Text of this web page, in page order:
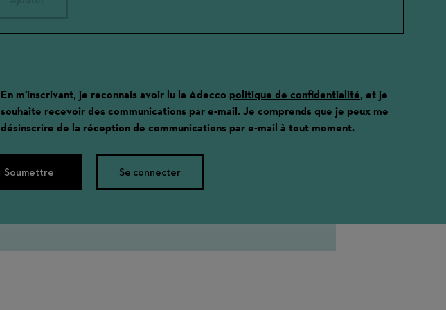
En m'inscrivant, je reconnais avoir lu la Adecco politique de confidentialité, et je
souhaite recevoir des communications par e-mail. Je comprends que je peux me
désinscrire de la réception de communications par e-mail à tout moment.
Soumettre Se connecter